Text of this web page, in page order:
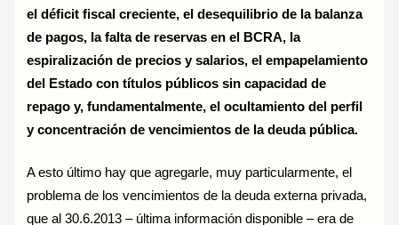
el déficit fiscal creciente, el desequilibrio de la balanza
de pagos, la falta de reservas en el BCRA, la
espiralización de precios y salarios, el empapelamiento
del Estado con títulos públicos sin capacidad de
repago y, fundamentalmente, el ocultamiento del perfil
y concentración de vencimientos de la deuda pública.
A esto último hay que agregarle, muy particularmente, el
problema de los vencimientos de la deuda externa privada,
que al 30.6.2013 – última información disponible – era de